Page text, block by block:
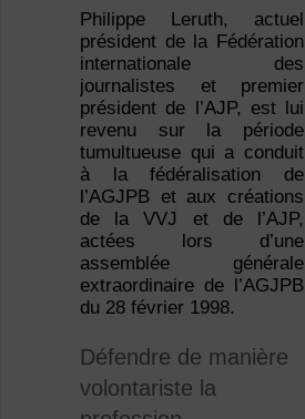
Philippe Leruth, actuel
président de la Fédération
internationale des
journalistes et premier
président de l’AJP, est lui
revenu sur la période
tumultueuse qui a conduit
à la fédéralisation de
l’AGJPB et aux créations
de la VVJ et de l’AJP,
actées lors d’une
assemblée générale
extraordinaire de l’AGJPB
du 28 février 1998.
Défendre de manière
volontariste la